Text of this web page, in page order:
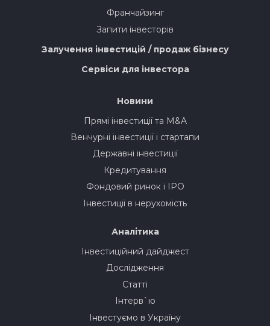
Франчайзинг
Запити інвесторів
Залучення інвестицій / продаж бізнесу
Сервіси для інвестора
Новини
Прямі інвестиції та M&A
Венчурні інвестиції і стартапи
Державні інвестиції
Кредитування
Фондовий ринок і IPO
Інвестиції в нерухомість
Аналітика
Інвестиційний дайджест
Дослідження
Статті
Інтерв`ю
Інвестуємо в Україну